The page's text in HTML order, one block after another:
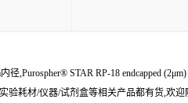
径,Purospher® STAR RP-18 endcapped
验耗材/仪器/试剂盒等相关产品都有货,欢